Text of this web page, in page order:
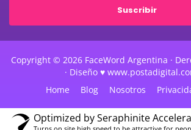
Suscribir
Copyright © 2026 FaceWord Argentina ·
· Diseño ♥
Home
Blog Nosotros
Optimized by Seraphinite